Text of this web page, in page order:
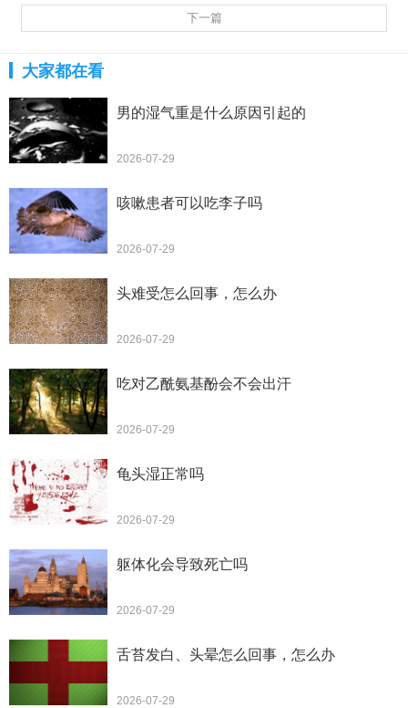
下一篇
大家都在看
男的湿气重是什么原因引起的
2026-07-29
咳嗽患者可以吃李子吗
2026-07-29
头难受怎么回事，怎么办
2026-07-29
吃对乙酰氨基酚会不会出汗
2026-07-29
龟头湿正常吗
2026-07-29
躯体化会导致死亡吗
2026-07-29
舌苔发白、头晕怎么回事，怎么办
2026-07-29